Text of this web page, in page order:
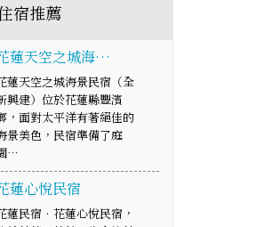
宿推薦
蓮天空之城海…
蓮天空之城海景民宿（全
興建）位於花蓮縣豐濱
，面對太平洋有著絕佳的
景美色，民宿準備了庭
…
蓮心悅民宿
蓮民宿‧花蓮心悅民宿，